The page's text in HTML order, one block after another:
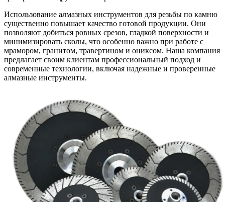
Использование алмазных инструментов для резьбы по камню
существенно повышает качество готовой продукции. Они
позволяют добиться ровных срезов, гладкой поверхности и
минимизировать сколы, что особенно важно при работе с
мрамором, гранитом, травертином и ониксом. Наша компания
предлагает своим клиентам профессиональный подход и
современные технологии, включая надежные и проверенные
алмазные инструменты.